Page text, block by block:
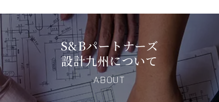
S&Bパートナーズ
設計九州について
ABOUT